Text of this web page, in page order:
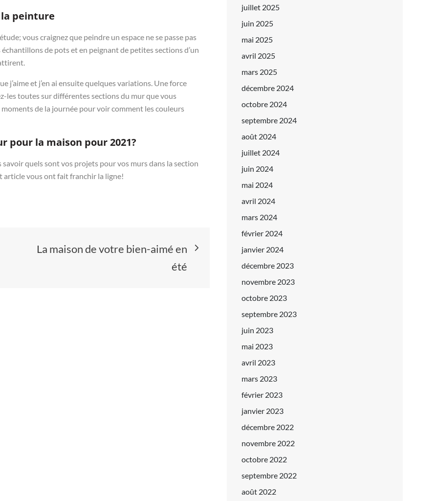
peinture
vous craignez que peindre un espace ne se passe pas
de pots et en peignant de petites sections d’un
j’aime et j’en ai ensuite quelques variations. Une force
les toutes sur différentes sections du mur que vous
de la journée pour voir comment les couleurs
pour la maison pour 2021?
quels sont vos projets pour vos murs dans la section
article vous ont fait franchir la ligne!
La maison de votre bien-aimé en
été
juillet 2025
juin 2025
mai 2025
avril 2025
mars 2025
décembre 2024
octobre 2024
septembre 2024
août 2024
juillet 2024
juin 2024
mai 2024
avril 2024
mars 2024
février 2024
janvier 2024
décembre 2023
novembre 2023
octobre 2023
septembre 2023
juin 2023
mai 2023
avril 2023
mars 2023
février 2023
janvier 2023
décembre 2022
novembre 2022
octobre 2022
septembre 2022
août 2022